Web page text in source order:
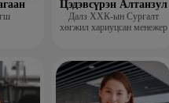
Цэдэвсүрэн Алтанзул
Далз ХХК-ын Сургалт
хөгжил хариуцсан менежер